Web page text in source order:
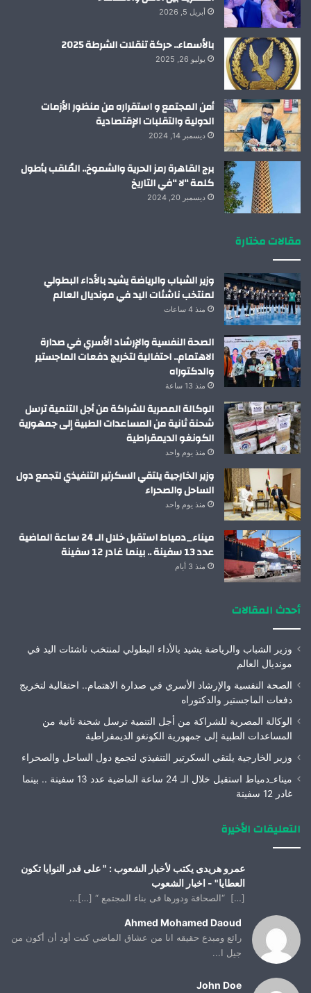
أبريل 5, 2026
بالأسماء.. حركة تنقلات الشرطة 2025
يوليو 26, 2025
أمن المجتمع و استقراره من منظور الأزمات
الدولية والتقلبات الإقتصادية
ديسمبر 14, 2024
برج القاهرة رمز الحرية والشموخ.. المُلقب بأطول
كلمة “لا “في التاريخ
ديسمبر 20, 2024
مقالات مختارة
وزير الشباب والرياضة يشيد بالأداء البطولي
لمنتخب ناشئات اليد في مونديال العالم
منذ 4 ساعات
الصحة النفسية والإرشاد الأسري في صدارة
الاهتمام.. احتفالية لتخريج دفعات الماجستير
والدكتوراه
منذ 13 ساعة
الوكالة المصرية للشراكة من أجل التنمية ترسل
شحنة ثانية من المساعدات الطبية إلى جمهورية
الكونغو الديمقراطية
منذ يوم واحد
وزير الخارجية يلتقي السكرتير التنفيذي لتجمع دول
الساحل والصحراء
منذ يوم واحد
ميناء_دمياط استقبل خلال الـ 24 ساعة الماضية
عدد 13 سفينة .. بينما غادر 12 سفينة
منذ 3 أيام
أحدث المقالات
وزير الشباب والرياضة يشيد بالأداء البطولي لمنتخب ناشئات اليد في
مونديال العالم
الصحة النفسية والإرشاد الأسري في صدارة الاهتمام.. احتفالية لتخريج
دفعات الماجستير والدكتوراه
الوكالة المصرية للشراكة من أجل التنمية ترسل شحنة ثانية من
المساعدات الطبية إلى جمهورية الكونغو الديمقراطية
وزير الخارجية يلتقي السكرتير التنفيذي لتجمع دول الساحل والصحراء
ميناء_دمياط استقبل خلال الـ 24 ساعة الماضية عدد 13 سفينة .. بينما
غادر 12 سفينة
التعليقات الأخيرة
عمرو هريدى يكتب لأخبار الشعوب : " على قدر النوايا تكون
العطايا" - اخبار الشعوب
[…] “الصحافة ودورها فى بناء المجتمع “ […]...
Ahmed Mohamed Daoud
رائع ومبدع حقيقه انا من عشاق الماضي كنت أود أن أكون من
جيل ا...
John Doe